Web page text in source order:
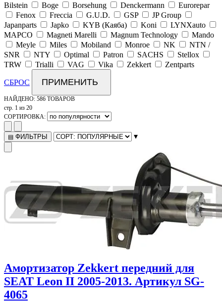
Bilstein
Boge Borsehung Denckermann
Eurorepar
Fenox
Freccia G.U.D. GSP
JP Group
Japanparts
Japko KYB (Каяба) Koni
LYNXauto
MAPCO
Magneti Marelli Magnum Technology
Mando
Meyle
Miles Mobiland Monroe NK
NTN /
SNR
NTY Optimal Patron SACHS
Stellox
TRW
Trialli VAG Vika Zekkert Zentparts
СБРОС ПРИМЕНИТЬ
НАЙДЕНО: 586 ТОВАРОВ
стр. 1 из 20
СОРТИРОВКА:
▤ ФИЛЬТРЫ ▾
Амортизатор Zekkert передний для
SEAT Leon II 2005-2013. Артикул SG-
4065